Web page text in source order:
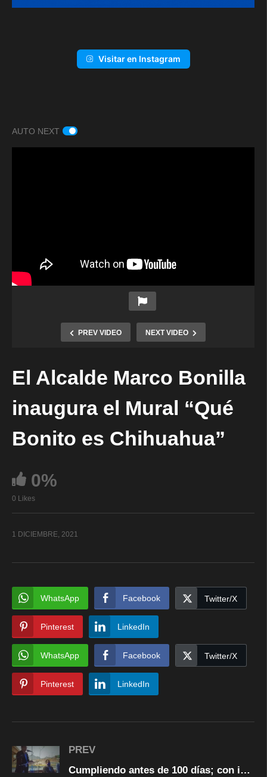
Visitar en Instagram
AUTO NEXT
PREV VIDEO NEXT VIDEO
El Alcalde Marco Bonilla
inaugura el Mural “Qué
Bonito es Chihuahua”
0%
0 Likes
1 DICIEMBRE, 2021
WhatsApp Facebook Twitter/X
Pinterest LinkedIn
WhatsApp Facebook Twitter/X
Pinterest LinkedIn
PREV
Cumpliendo antes de 100 días; con inicio estudios para reubicar el relleno sanitario: Marco Bonilla